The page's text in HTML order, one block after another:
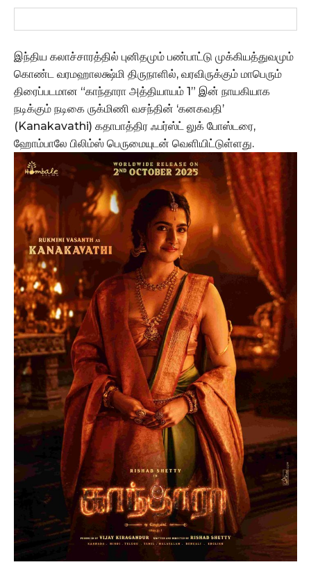
இந்திய கலாச்சாரத்தில் புனிதமும் பண்பாட்டு முக்கியத்துவமும்
கொண்ட வரமஹாலக்ஷ்மி திருநாளில், வரவிருக்கும் மாபெரும்
திரைப்படமான “காந்தாரா அத்தியாயம் 1” இன் நாயகியாக
நடிக்கும் நடிகை ருக்‌மிணி வசந்தின் ‘கனகவதி’
(Kanakavathi) கதாபாத்திர ஃபர்ஸ்ட் லுக் போஸ்டரை,
ஹோம்பாலே பிலிம்ஸ் பெருமையுடன் வெளியிட்டுள்ளது.